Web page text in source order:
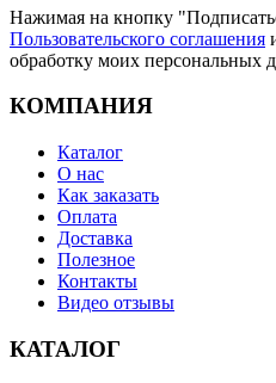
Нажимая на кнопку
Пользовательского соглашения
обработку моих персональных
КОМПАНИЯ
Каталог
О нас
Как заказать
Оплата
Доставка
Полезное
Контакты
Видео отзывы
КАТАЛОГ